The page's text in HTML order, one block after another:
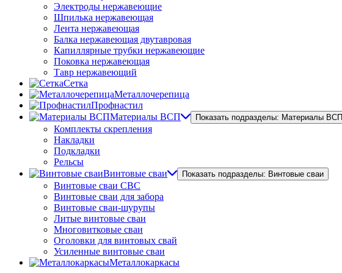
Электроды нержавеющие
Шпилька нержавеющая
Лента нержавеющая
Балка нержавеющая двутавровая
Капиллярные трубки нержавеющие
Поковка нержавеющая
Тавр нержавеющий
Сетка
Металлочерепица
Профнастил
Материалы ВСП
Показать подразделы: Материалы ВСП
Комплекты скрепления
Накладки
Подкладки
Рельсы
Винтовые сваи
Показать подразделы: Винтовые сваи
Винтовые сваи СВС
Винтовые сваи для забора
Винтовые сваи-шурупы
Литые винтовые сваи
Многовитковые сваи
Оголовки для винтовых свай
Усиленные винтовые сваи
Металлокаркасы